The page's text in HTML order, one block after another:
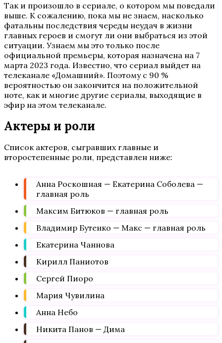
Так и произошло в сериале, о котором мы поведали
выше. К сожалению, пока мы не знаем, насколько
фатальны последствия череды неудач в жизни
главных героев и смогут ли они выбраться из этой
ситуации. Узнаем мы это только после
официальной премьеры, которая назначена на 7
марта 2023 года. Известно, что сериал выйдет на
телеканале «Домашний». Поэтому с 90 %
вероятностью он закончится на положительной
ноте, как и многие другие сериалы, выходящие в
эфир на этом телеканале.
Актеры и роли
Список актеров, сыгравших главные и
второстепенные роли, представлен ниже:
Анна Роскошная — Екатерина Соболева —
главная роль
Максим Битюков — главная роль
Владимир Бутенко — Макс — главная роль
Екатерина Чаннова
Кирилл Паниотов
Сергей Пиоро
Мария Чувилина
Анна Небо
Никита Панов — Дима